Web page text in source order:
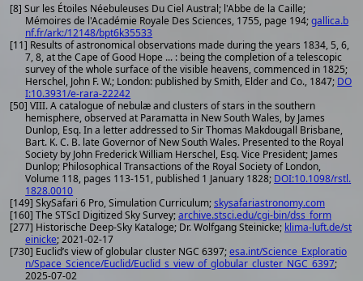
[8] Sur les Étoiles Néebuleuses Du Ciel Austral; l'Abbe de la Caille;
Mémoires de l'Académie Royale Des Sciences, 1755, page 194;gallica.b
nf.fr/ark:/12148/bpt6k35533
[11] Results of astronomical observations made during the years 1834, 5, 6,
7, 8, at the Cape of Good Hope ... : being the completion of a telescopic
survey of the whole surface of the visible heavens, commenced in 1825;
Herschel, John F. W.; London: published by Smith, Elder and Co., 1847; DO
I:10.3931/e-rara-22242
[50] VIII. A catalogue of nebulæ and clusters of stars in the southern
hemisphere, observed at Paramatta in New South Wales, by James
Dunlop, Esq. In a letter addressed to Sir Thomas Makdougall Brisbane,
Bart. K. C. B. late Governor of New South Wales. Presented to the Royal
Society by John Frederick William Herschel, Esq. Vice President; James
Dunlop; Philosophical Transactions of the Royal Society of London,
Volume 118, pages 113-151, published 1 January 1828; DOI:10.1098/rstl.
1828.0010
[149] SkySafari 6 Pro, Simulation Curriculum;skysafariastronomy.com
[160] The STScI Digitized Sky Survey;archive.stsci.edu/cgi-bin/dss_form
[277] Historische Deep-Sky Kataloge; Dr. Wolfgang Steinicke; klima-luft.de/st
einicke; 2021-02-17
[730] Euclid’s view of globular cluster NGC 6397;esa.int/Science_Exploratio
n/Space_Science/Euclid/Euclid_s_view_of_globular_cluster_NGC_6397;
2025-07-02